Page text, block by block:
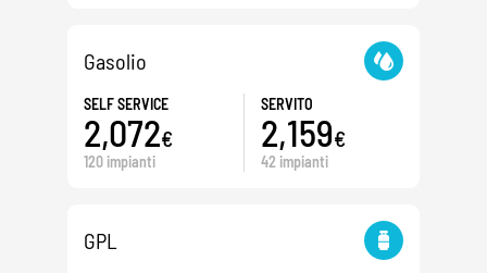
Gasolio
SELF SERVICE
2,072€
120 impianti
SERVITO
2,159€
42 impianti
GPL